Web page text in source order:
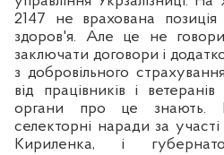
2147 не врахована позиція
здоров'я. Але це не
заключати договори і
з добровільного
від працівників і ветеранів
органи про це знають.
селекторні наради за
Кириленка, і